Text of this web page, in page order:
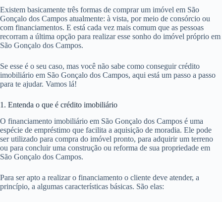
Existem basicamente três formas de comprar um imóvel em São
Gonçalo dos Campos atualmente: à vista, por meio de consórcio ou
com financiamentos. E está cada vez mais comum que as pessoas
recorram a última opção para realizar esse sonho do imóvel próprio em
São Gonçalo dos Campos.
Se esse é o seu caso, mas você não sabe como conseguir crédito
imobiliário em São Gonçalo dos Campos, aqui está um passo a passo
para te ajudar. Vamos lá!
1. Entenda o que é crédito imobiliário
O financiamento imobiliário em São Gonçalo dos Campos é uma
espécie de empréstimo que facilita a aquisição de moradia. Ele pode
ser utilizado para compra do imóvel pronto, para adquirir um terreno
ou para concluir uma construção ou reforma de sua propriedade em
São Gonçalo dos Campos.
Para ser apto a realizar o financiamento o cliente deve atender, a
princípio, a algumas características básicas. São elas: